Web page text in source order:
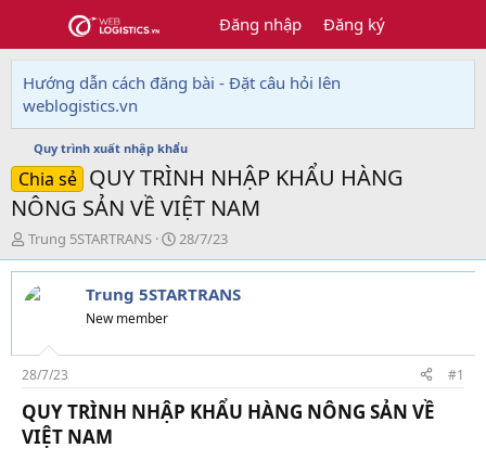
Đăng nhập Đăng ký
Hướng dẫn cách đăng bài - Đặt câu hỏi lên
weblogistics.vn
Quy trình xuất nhập khẩu
Chia sẻ QUY TRÌNH NHẬP KHẨU HÀNG
NÔNG SẢN VỀ VIỆT NAM
T
h
r
e
s
t
a
r
t
Trung 5STARTRANS
N
g
à
y
i
28/7/23
Trung 5STARTRANS
New member
28/7/23 #1
QUY TRÌNH NHẬP KHẨU HÀNG NÔNG SẢN VỀ
VIỆT NAM​